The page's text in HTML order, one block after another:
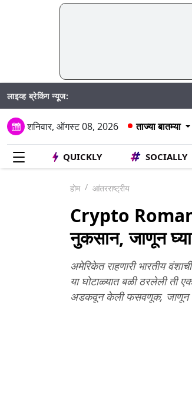
लाइव्ह ब्रेकिंग न्यूज:
शनिवार, ऑगस्ट 08, 2026 ताज्या बातम्या
QUICKLY SOCIALLY
होम आंतरराष्ट्रीय
Crypto
नुकसान, जाणून
अमेरिकेत राहणारी भारतीय
या घोटाळ्यात बळी ठरलेली ती
अडकवून केली फसवणूक, जाणून